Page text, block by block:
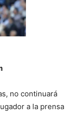
no continuará
a la prensa